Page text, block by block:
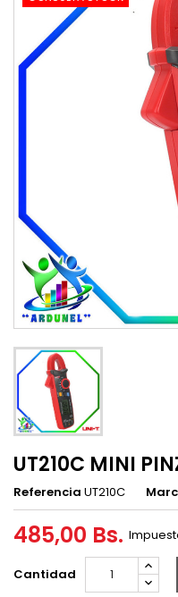
UT210C MINI
Referencia UT210C
485,00 Bs.
Cantidad